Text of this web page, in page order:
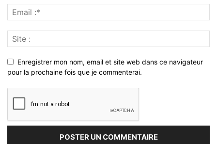
Enregistrer mon nom, email et site web dans ce navigateur
pour la prochaine fois que je commenterai.